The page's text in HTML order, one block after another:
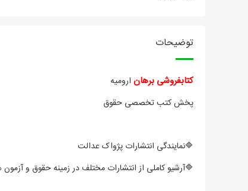
توضیحات
کتابفروشی برهان ارومیه
پخش کتب تخصصی حقوق
🔷نمایندگی انتشارات پژواک عدالت
🔷آرشیو کاملی از انتشارات مختلف در زمینه حقوق و